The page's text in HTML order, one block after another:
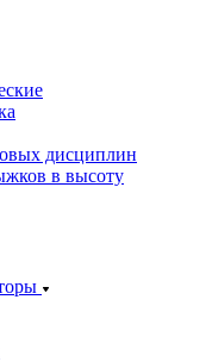
дисциплин
в высоту